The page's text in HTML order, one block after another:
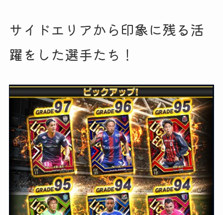
サイドエリアから印象に残る活
躍をした選手たち！